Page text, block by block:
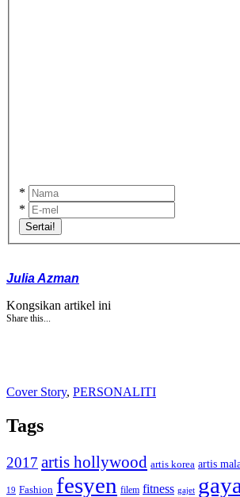
*
*
Sertai!
Julia Azman
Kongsikan artikel ini
Share this...
Cover Story, PERSONALITI
Tags
2017 artis hollywood artis korea artis
19 Fashion fesyen filem fitness gajet